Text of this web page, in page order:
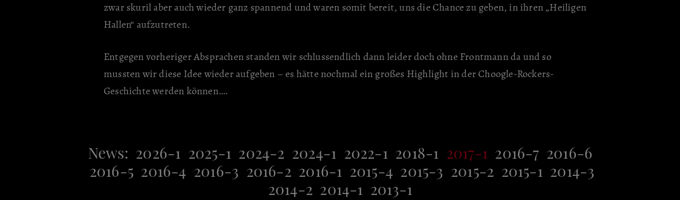
zwar skuril aber auch wieder ganz spannend und waren somit bereit, uns die Chance zu geben, in ihren „Heiligen
Hallen“ aufzutreten.
Entgegen vorheriger Absprachen standen wir schlussendlich dann leider doch ohne Frontmann da und so
mussten wir diese Idee wieder aufgeben – es hätte nochmal ein großes Highlight in der Choogle-Rockers-
Geschichte werden können….
News: 2026-1 2025-1 2024-2 2024-1 2022-1 2018-1 2017-1 2016-7 2016-6
2016-5 2016-4 2016-3 2016-2 2016-1 2015-4 2015-3 2015-2 2015-1 2014-3
2014-2 2014-1 2013-1